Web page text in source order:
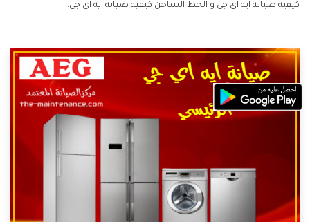
كيفية صيانة ايه اي جي و الخط الساخن كيفية صيانة ايه اي جي.